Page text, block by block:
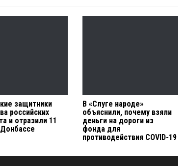
защитники
российских
и отразили 11
В «Слуге народе»
объяснили, почему взяли
деньги на дороги из
фонда для
противодействия COVID-19